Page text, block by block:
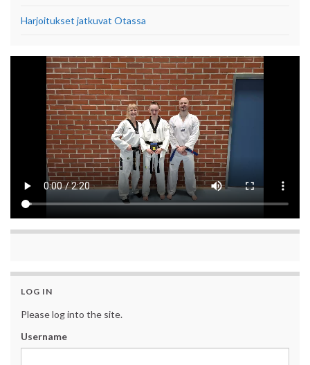
Harjoitukset jatkuvat Otassa
LOG IN
Please log into the site.
Username